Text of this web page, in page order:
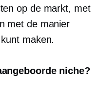
op de markt, met
met de manier
maken.
niche?